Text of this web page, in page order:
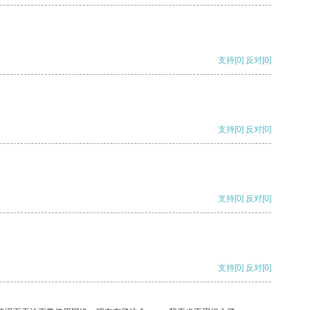
支持[0] 反对[0]
支持[0] 反对[0]
支持[0] 反对[0]
支持[0] 反对[0]